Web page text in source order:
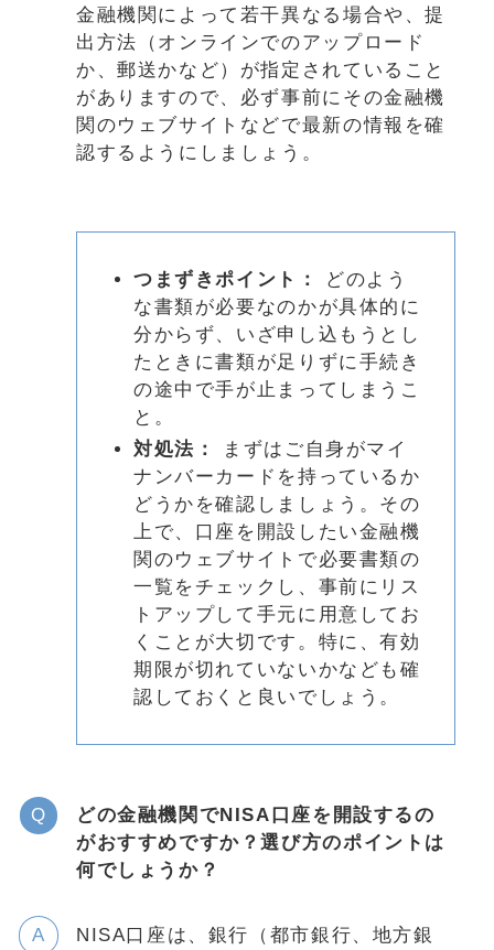
金融機関によって若干異なる場合や、提
出方法（オンラインでのアップロード
か、郵送かなど）が指定されていること
がありますので、必ず事前にその金融機
関のウェブサイトなどで最新の情報を確
認するようにしましょう。
つまずきポイント：
どのよう
な書類が必要なのかが具体的に
分からず、いざ申し込もうとし
たときに書類が足りずに手続き
の途中で手が止まってしまうこ
と。
対処法：
まずはご自身がマイ
ナンバーカードを持っているか
どうかを確認しましょう。その
上で、口座を開設したい金融機
関のウェブサイトで必要書類の
一覧をチェックし、事前にリス
トアップして手元に用意してお
くことが大切です。特に、有効
期限が切れていないかなども確
認しておくと良いでしょう。
どの金融機関でNISA口座を開設するの
がおすすめですか？選び方のポイントは
何でしょうか？
NISA口座は、銀行（都市銀行、地方銀